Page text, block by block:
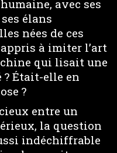
avec ses
élans
nées de ces
à imiter l’art
qui lisait une
Était-elle en
?
entre un
la question
indéchiffrable